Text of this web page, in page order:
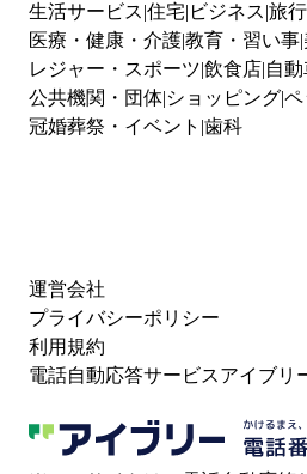
生活サービス 住宅 ビジネス 旅
医療・健康・介護教育・習い事
レジャー・スポーツ 飲食店 自
公共機関・団体 ショッピングペ
冠婚葬祭・イベント 歯科
運営会社
プライバシーポリシー
利用規約
電話自動応答サービスアイブリ